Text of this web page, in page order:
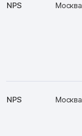
NPS Москва
NPS Москва